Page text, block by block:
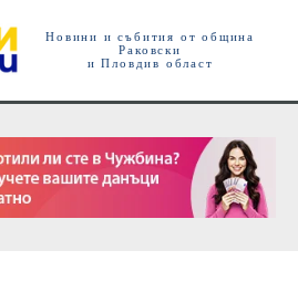
Новини и събития от община
Раковски
и Пловдив област